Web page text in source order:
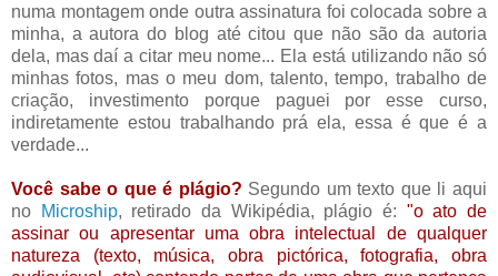
numa montagem onde outra assinatura foi colocada sobre a
minha, a autora do blog até citou que não são da autoria
dela, mas daí a citar meu nome... Ela está utilizando não só
minhas fotos, mas o meu dom, talento, tempo, trabalho de
criação, investimento porque paguei por esse curso,
indiretamente estou trabalhando prá ela, essa é que é a
verdade...
Você sabe o que é plágio? Segundo um texto que li aqui
no
Microship, retirado da Wikipédia, plágio é: "o ato de
assinar ou apresentar uma obra intelectual de qualquer
natureza (texto, música, obra pictórica, fotografia, obra